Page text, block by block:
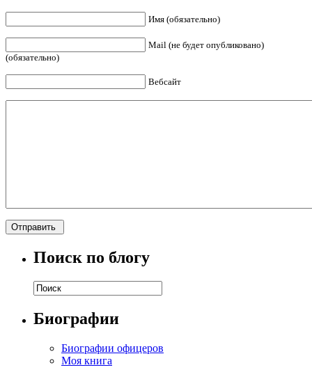
Имя (обязательно)
Mail (не будет опубликовано)
(обязательно)
Вебсайт
Поиск по блогу
Биографии
Биографии офицеров
Моя книга